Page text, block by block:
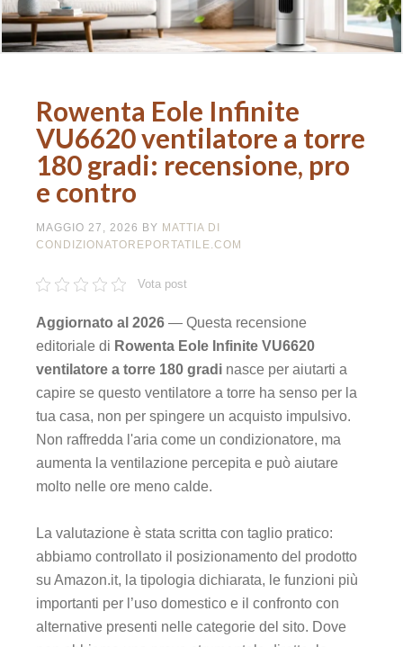
Rowenta Eole Infinite
VU6620 ventilatore a torre
180 gradi: recensione, pro
e contro
MAGGIO 27, 2026 BY MATTIA DI
CONDIZIONATOREPORTATILE.COM
Vota post
Aggiornato al 2026 — Questa recensione
editoriale di Rowenta Eole Infinite VU6620
ventilatore a torre 180 gradi nasce per aiutarti a
capire se questo ventilatore a torre ha senso per la
tua casa, non per spingere un acquisto impulsivo.
Non raffredda l'aria come un condizionatore, ma
aumenta la ventilazione percepita e può aiutare
molto nelle ore meno calde.
La valutazione è stata scritta con taglio pratico:
abbiamo controllato il posizionamento del prodotto
su Amazon.it, la tipologia dichiarata, le funzioni più
importanti per l’uso domestico e il confronto con
alternative presenti nelle categorie del sito. Dove